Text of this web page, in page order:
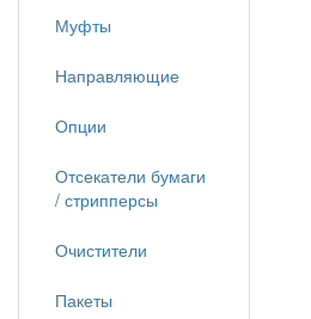
Муфты
Направляющие
Опции
Отсекатели бумаги
/ стрипперсы
Очистители
Пакеты